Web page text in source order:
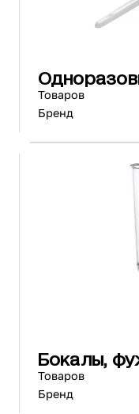
Товаров
Бренд
Бокалы,
Товаров
Бренд